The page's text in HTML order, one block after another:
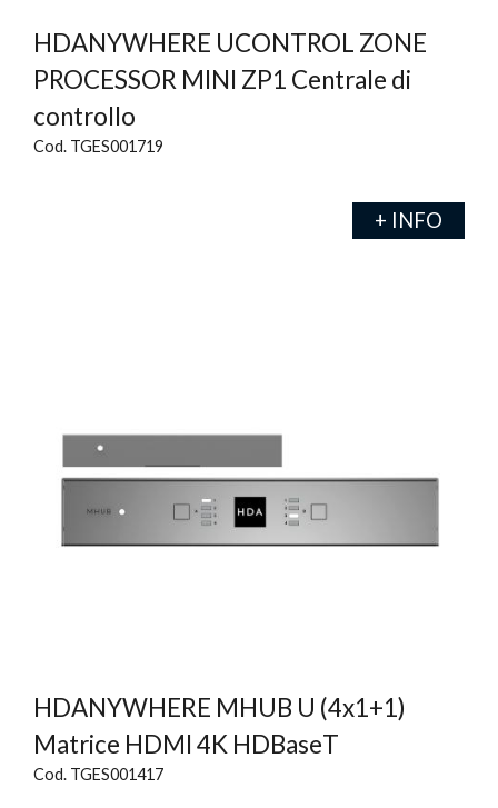
HDANYWHERE UCONTROL ZONE
PROCESSOR MINI ZP1 Centrale di
controllo
Cod. TGES001719
+ INFO
HDANYWHERE MHUB U (4x1+1)
Matrice HDMI 4K HDBaseT
Cod. TGES001417